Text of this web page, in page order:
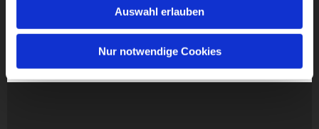
Auswahl erlauben
Nur notwendige Cookies